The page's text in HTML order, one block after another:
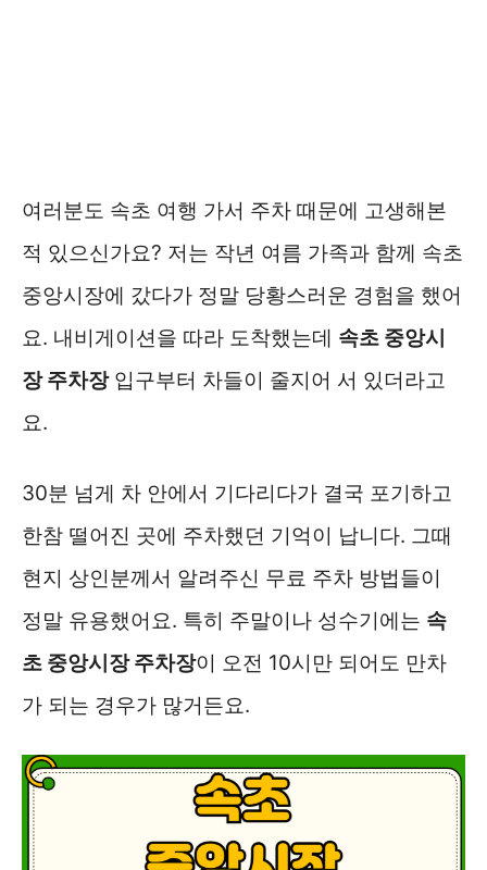
여러분도 속초 여행 가서 주차 때문에 고생해본
적 있으신가요? 저는 작년 여름 가족과 함께 속초
중앙시장에 갔다가 정말 당황스러운 경험을 했어
요. 내비게이션을 따라 도착했는데 속초 중앙시
장 주차장입구부터 차들이 줄지어 서 있더라고
요.
30분 넘게 차 안에서 기다리다가 결국 포기하고
한참 떨어진 곳에 주차했던 기억이 납니다. 그때
현지 상인분께서 알려주신 무료 주차 방법들이
정말 유용했어요. 특히 주말이나 성수기에는 속
초 중앙시장 주차장이 오전 10시만 되어도 만차
가 되는 경우가 많거든요.